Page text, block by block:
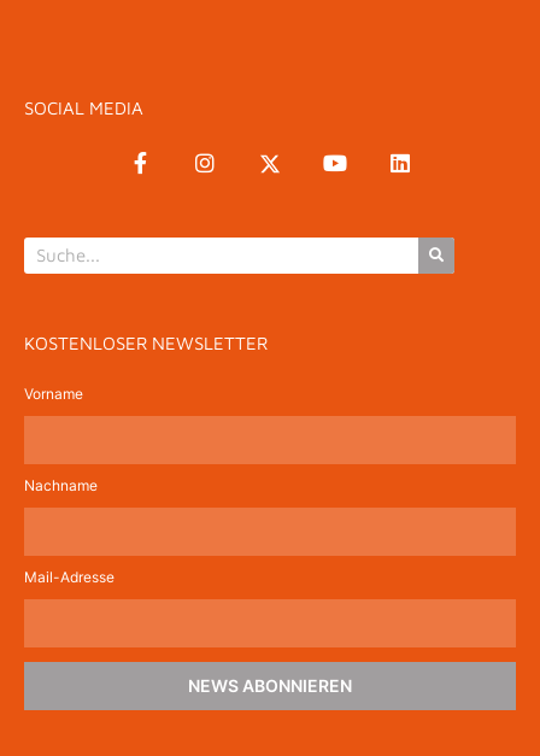
SOCIAL MEDIA
KOSTENLOSER NEWSLETTER
Vorname
Nachname
Mail-Adresse
NEWS ABONNIEREN